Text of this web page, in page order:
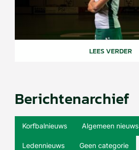
LEES VERDER
Berichtenarchief
Korfbalnieuws Algemeen nieuws
Ledennieuws Geen categorie